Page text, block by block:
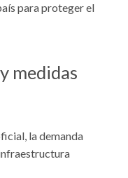
para proteger el
medidas
la demanda